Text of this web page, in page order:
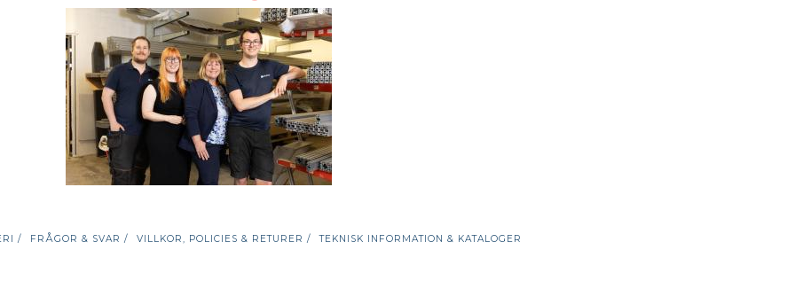
/ FRÅGOR & SVAR / VILLKOR, POLICIES & RETURER / TEKNISK INFORMATION & KATALOGER